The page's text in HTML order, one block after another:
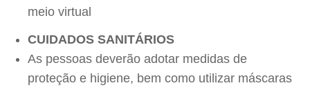
meio virtual
CUIDADOS SANITÁRIOS
As pessoas deverão adotar medidas de
proteção e higiene, bem como utilizar máscaras